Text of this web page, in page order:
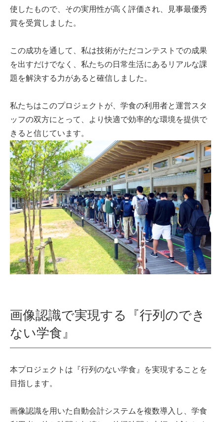
使したもので、その実用性が高く評価され、見事最優秀
賞を受賞しました。
この成功を通して、私は技術がただコンテストでの成果
を出すだけでなく、私たちの日常生活にあるリアルな課
題を解決する力があると確信しました。
私たちはこのプロジェクトが、学食の利用者と運営スタ
ッフの双方にとって、より快適で効率的な環境を提供で
きると信じています。
画像認識で実現する『行列のでき
ない学食』
本プロジェクトは『行列のない学食』を実現することを
目指します。
画像認識を用いた自動会計システムを複数導入し、学食